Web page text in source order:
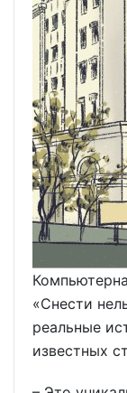
«Снести
реальные
известных